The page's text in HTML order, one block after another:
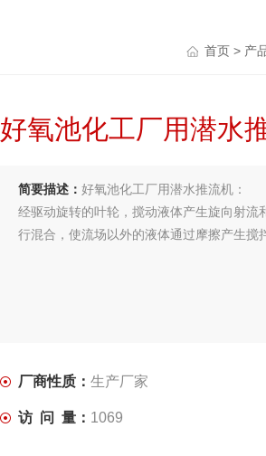
首页 > 产
好氧池化工厂用潜水
简要描述： 好氧池化工厂用潜水推流机：
经驱动旋转的叶轮，搅动液体产生旋向射
行混合，使流场以外的液体通过摩擦产生
厂商性质： 生产厂家
访 问 量： 1069